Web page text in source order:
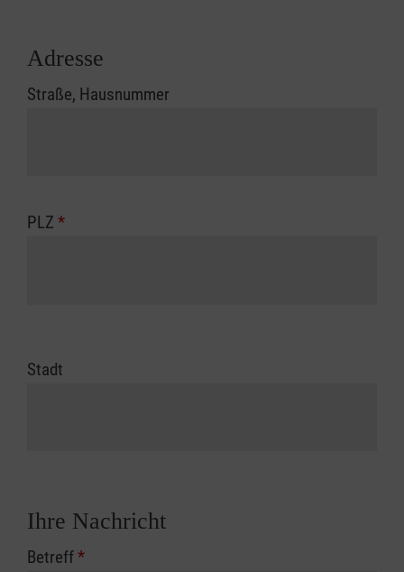
Adresse
Straße, Hausnummer
PLZ *
Stadt
Ihre Nachricht
Betreff*